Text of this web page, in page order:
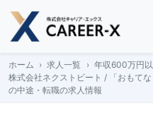
Skip
content
ホーム 求人一覧
年収600万円
株式会社ネクストビート / 「おもて
の中途・転職の求人情報